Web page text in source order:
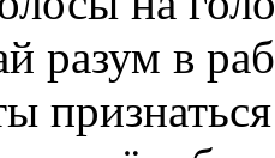
разум в